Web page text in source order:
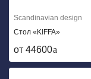
Scandinavian design
Стол «KIFFA»
от 44600